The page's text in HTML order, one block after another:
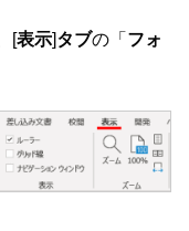
[表示]タブの「 フォ